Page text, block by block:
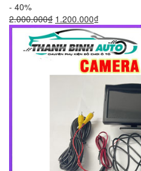
- 40%
2.000.000₫ Giá
gốc
là:
2.000.000₫.
1.200.000₫Giá
hiện
tại
là:
1.200.000₫.